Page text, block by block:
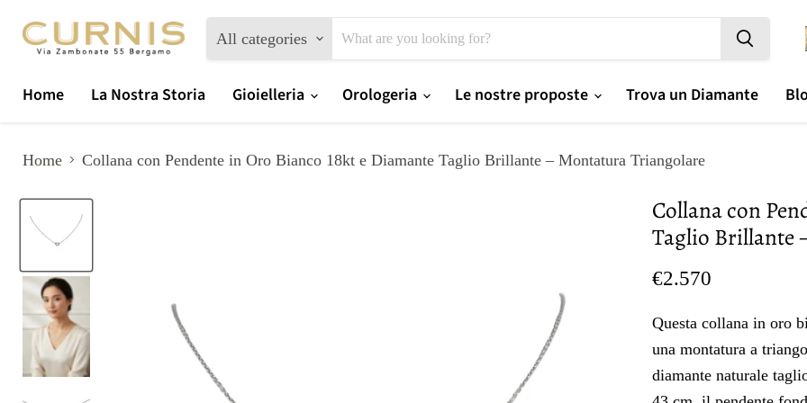
All categories
Home La Nostra Storia Gioielleria Orologeria Le nostre proposte Trova un Diamante
Home Collana con Pendente in Oro Bianco 18kt e Diamante Taglio Brillante – Montatura Triangolare
Collana con
Taglio Brillante
Prezzo oggi
€2.570
Questa collana in oro
una montatura a
diamante naturale